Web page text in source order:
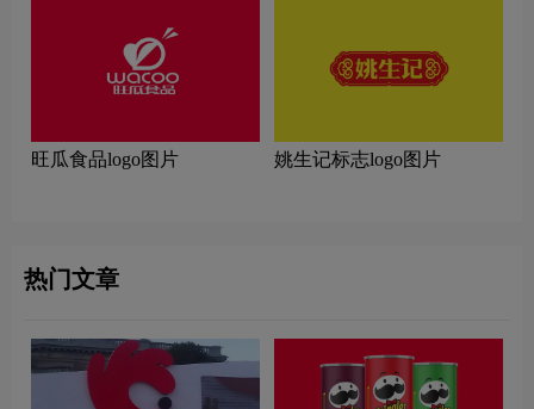
旺瓜食品logo图片 姚生记标志logo图片
热门文章